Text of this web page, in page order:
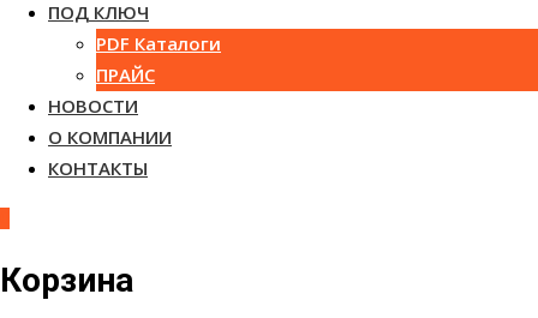
ПОД КЛЮЧ
PDF Каталоги
ПРАЙС
НОВОСТИ
О КОМПАНИИ
КОНТАКТЫ
Корзина